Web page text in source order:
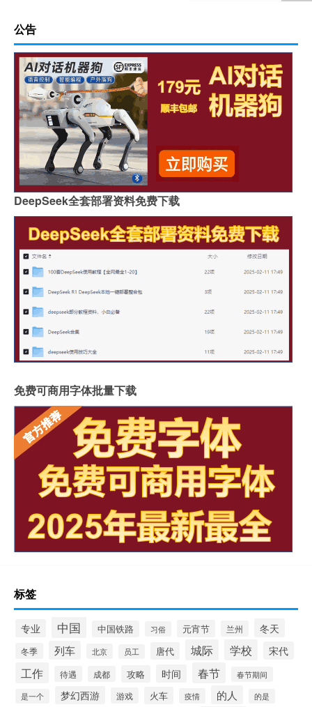
公告
DeepSeek全套部署资料免费下载
免费可商用字体批量下载
标签
专业 中国 中国铁路 习俗 元宵节 兰州 冬天
冬季 列车 北京 员工 唐代 城际 学校 宋代
工作 待遇 成都 攻略 时间 春节 春节期间
是一个 梦幻西游 游戏 火车 疫情 的人 的是